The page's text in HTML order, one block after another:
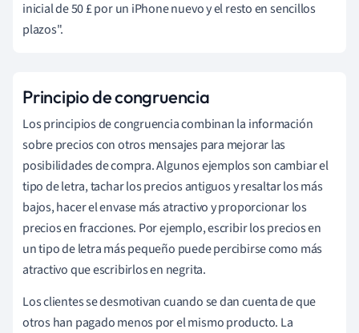
inicial de 50 £ por un iPhone nuevo y el resto en sencillos
plazos".
Principio de congruencia
Los principios de congruencia combinan la información
sobre precios con otros mensajes para mejorar las
posibilidades de compra. Algunos ejemplos son cambiar el
tipo de letra, tachar los precios antiguos y resaltar los más
bajos, hacer el envase más atractivo y proporcionar los
precios en fracciones. Por ejemplo, escribir los precios en
un tipo de letra más pequeño puede percibirse como más
atractivo que escribirlos en negrita.
Los clientes se desmotivan cuando se dan cuenta de que
otros han pagado menos por el mismo producto. La